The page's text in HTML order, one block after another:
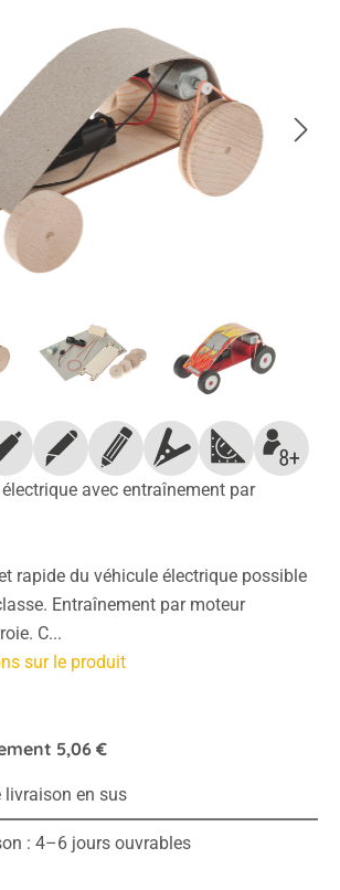
électrique avec entraînement par
rapide du véhicule électrique possible
Entraînement par moteur
C...
sur le produit
5,06 €
livraison en sus
: 4–6 jours ouvrables